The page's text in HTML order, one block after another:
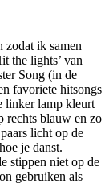
zodat ik samen
the lights’ van
Song (in de
favoriete hitsongs
linker lamp kleurt
rechts blauw en zo
licht op de
je danst.
stippen niet op de
gebruiken als